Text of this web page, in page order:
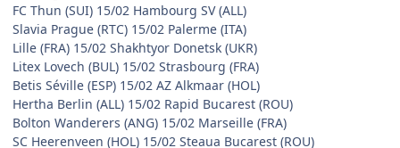
FC Thun (SUI) 15/02 Hambourg SV (ALL)
Slavia Prague (RTC) 15/02 Palerme (ITA)
Lille (FRA) 15/02 Shakhtyor Donetsk (UKR)
Litex Lovech (BUL) 15/02 Strasbourg (FRA)
Betis Séville (ESP) 15/02 AZ Alkmaar (HOL)
Hertha Berlin (ALL) 15/02 Rapid Bucarest (ROU)
Bolton Wanderers (ANG) 15/02 Marseille (FRA)
SC Heerenveen (HOL) 15/02 Steaua Bucarest (ROU)